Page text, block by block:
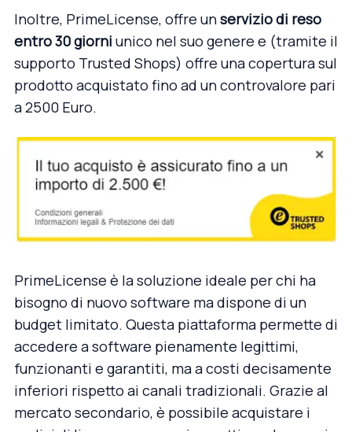
Inoltre, PrimeLicense, offre unservizio di reso
entro 30 giorni unico nel suo genere e (tramite il
supporto Trusted Shops) offre una copertura sul
prodotto acquistato fino ad un controvalore pari
a 2500 Euro.
PrimeLicense è la soluzione ideale per chi ha
bisogno di nuovo software ma dispone di un
budget limitato. Questa piattaforma permette di
accedere a software pienamente legittimi,
funzionanti e garantiti, ma a costi decisamente
inferiori rispetto ai canali tradizionali. Grazie al
mercato secondario, è possibile acquistare i